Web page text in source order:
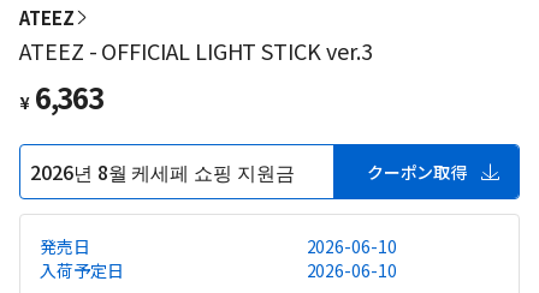
ATEEZ
ATEEZ - OFFICIAL LIGHT STICK ver.3
¥ 6,363
2026년 8월 케세페 쇼핑 지원금 クーポン取得
発売日
2026-06-10
入荷予定日
2026-06-10